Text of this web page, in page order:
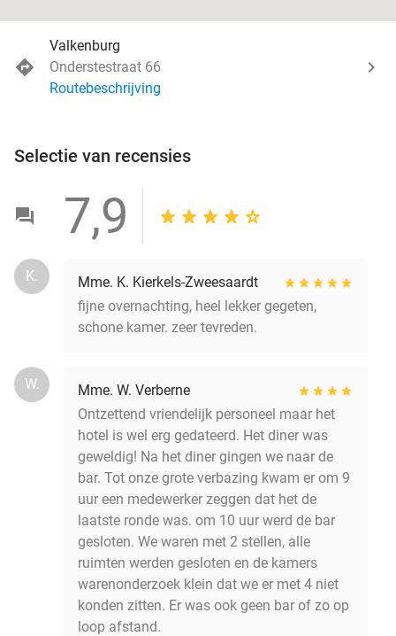
Valkenburg
Onderstestraat 66
Routebeschrijving
Selectie van recensies
7,9
K.
Mme. K. Kierkels-Zweesaardt
fijne overnachting, heel lekker gegeten,
schone kamer. zeer tevreden.
W.
Mme. W. Verberne
Ontzettend vriendelijk personeel maar het
hotel is wel erg gedateerd. Het diner was
geweldig! Na het diner gingen we naar de
bar. Tot onze grote verbazing kwam er om 9
uur een medewerker zeggen dat het de
laatste ronde was. om 10 uur werd de bar
gesloten. We waren met 2 stellen, alle
ruimten werden gesloten en de kamers
warenonderzoek klein dat we er met 4 niet
konden zitten. Er was ook geen bar of zo op
loop afstand.